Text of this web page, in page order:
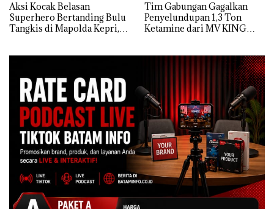
Aksi Kocak Belasan
Superhero Bertanding Bulu
Tangkis di Mapolda Kepri,
Tim Gabungan Gagalkan
Penyelundupan 1,3 Ton
Ketamine dari MV KING